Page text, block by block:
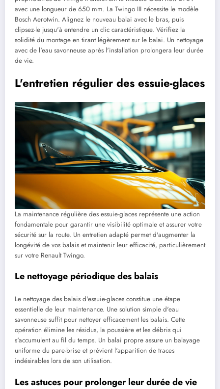
avec une longueur de 650 mm. La Twingo III nécessite le modèle
Bosch Aerotwin. Alignez le nouveau balai avec le bras, puis
clipsez-le jusqu'à entendre un clic caractéristique. Vérifiez la
solidité du montage en tirant légèrement sur le balai. Un nettoyage
avec de l'eau savonneuse après l'installation prolongera leur durée
de vie.
L'entretien régulier des essuie-glaces
La maintenance régulière des essuie-glaces représente une action
fondamentale pour garantir une visibilité optimale et assurer votre
sécurité sur la route. Un entretien adapté permet d'augmenter la
longévité de vos balais et maintenir leur efficacité, particulièrement
sur votre Renault Twingo.
Le nettoyage périodique des balais
Le nettoyage des balais d'essuie-glaces constitue une étape
essentielle de leur maintenance. Une solution simple d'eau
savonneuse suffit pour nettoyer efficacement les balais. Cette
opération élimine les résidus, la poussière et les débris qui
s'accumulent au fil du temps. Un balai propre assure un balayage
uniforme du pare-brise et prévient l'apparition de traces
indésirables lors de son utilisation.
Les astuces pour prolonger leur durée de vie